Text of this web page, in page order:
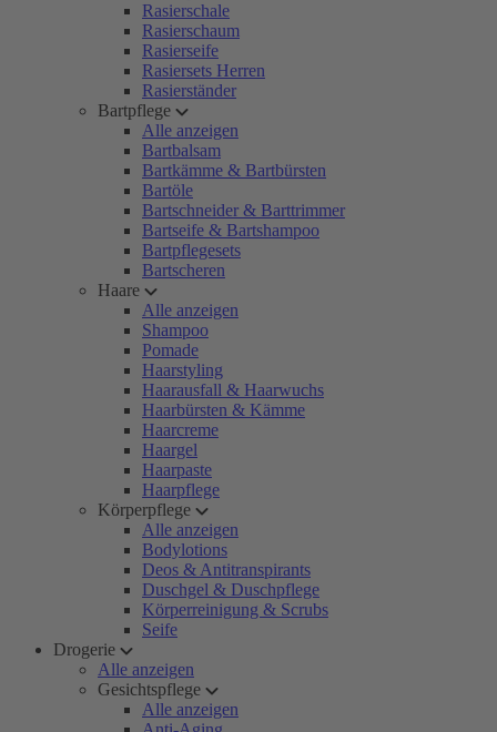
Rasierschale
Rasierschaum
Rasierseife
Rasiersets Herren
Rasierständer
Bartpflege
Alle anzeigen
Bartbalsam
Bartkämme & Bartbürsten
Bartöle
Bartschneider & Barttrimmer
Bartseife & Bartshampoo
Bartpflegesets
Bartscheren
Haare
Alle anzeigen
Shampoo
Pomade
Haarstyling
Haarausfall & Haarwuchs
Haarbürsten & Kämme
Haarcreme
Haargel
Haarpaste
Haarpflege
Körperpflege
Alle anzeigen
Bodylotions
Deos & Antitranspirants
Duschgel & Duschpflege
Körperreinigung & Scrubs
Seife
Drogerie
Alle anzeigen
Gesichtspflege
Alle anzeigen